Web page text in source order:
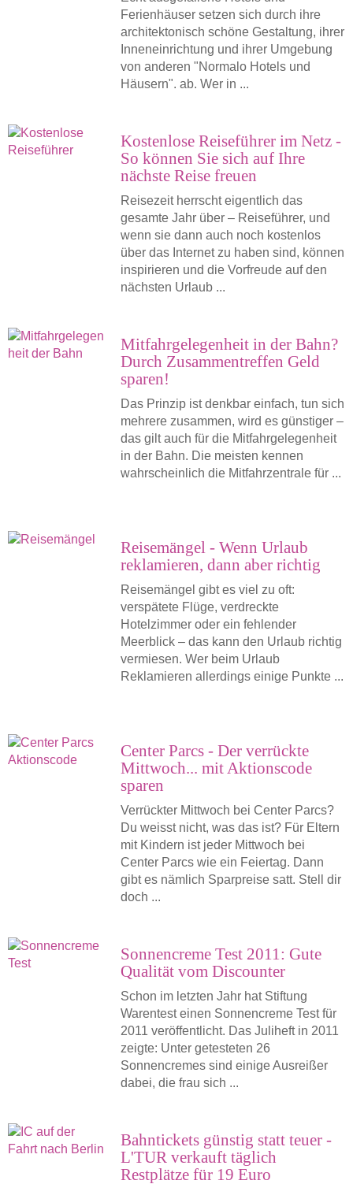
Ferienhäuser setzen sich durch ihre
architektonisch schöne Gestaltung, ihrer
Inneneinrichtung und ihrer Umgebung
von anderen "Normalo Hotels und
Häusern". ab. Wer in ...
Kostenlose Reiseführer im Netz -
So können Sie sich auf Ihre
nächste Reise freuen
Reisezeit herrscht eigentlich das
gesamte Jahr über – Reiseführer, und
wenn sie dann auch noch kostenlos
über das Internet zu haben sind, können
inspirieren und die Vorfreude auf den
nächsten Urlaub ...
Mitfahrgelegenheit in der Bahn?
Durch Zusammentreffen Geld
sparen!
Das Prinzip ist denkbar einfach, tun sich
mehrere zusammen, wird es günstiger –
das gilt auch für die Mitfahrgelegenheit
in der Bahn. Die meisten kennen
wahrscheinlich die Mitfahrzentrale für ...
Reisemängel - Wenn Urlaub
reklamieren, dann aber richtig
Reisemängel gibt es viel zu oft:
verspätete Flüge, verdreckte
Hotelzimmer oder ein fehlender
Meerblick – das kann den Urlaub richtig
vermiesen. Wer beim Urlaub
Reklamieren allerdings einige Punkte ...
Center Parcs - Der verrückte
Mittwoch... mit Aktionscode
sparen
Verrückter Mittwoch bei Center Parcs?
Du weisst nicht, was das ist? Für Eltern
mit Kindern ist jeder Mittwoch bei
Center Parcs wie ein Feiertag. Dann
gibt es nämlich Sparpreise satt. Stell dir
doch ...
Sonnencreme Test 2011: Gute
Qualität vom Discounter
Schon im letzten Jahr hat Stiftung
Warentest einen Sonnencreme Test für
2011 veröffentlicht. Das Juliheft in 2011
zeigte: Unter getesteten 26
Sonnencremes sind einige Ausreißer
dabei, die frau sich ...
Bahntickets günstig statt teuer -
L'TUR verkauft täglich
Restplätze für 19 Euro